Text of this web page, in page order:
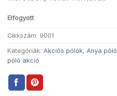
Elfogyott
Cikkszám: 9001
Kategóriák: Akciós pólók, Anya póló
póló akció